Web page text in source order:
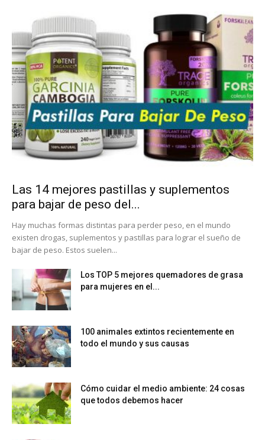
Las 14 mejores pastillas y suplementos
para bajar de peso del...
Hay muchas formas distintas para perder peso, en el mundo
existen drogas, suplementos y pastillas para lograr el sueño de
bajar de peso. Estos suelen...
Los TOP 5 mejores quemadores de grasa
para mujeres en el...
100 animales extintos recientemente en
todo el mundo y sus causas
Cómo cuidar el medio ambiente: 24 cosas
que todos debemos hacer